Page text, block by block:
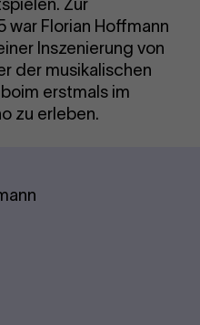
Zur
war Florian Hoffmann
Inszenierung von
der musikalischen
erstmals im
zu erleben.